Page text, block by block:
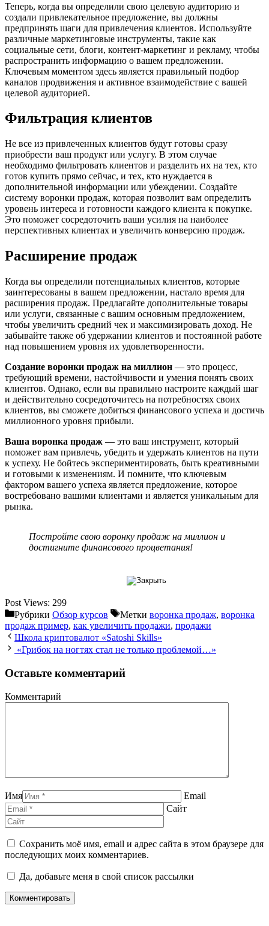
Теперь, когда вы определили свою целевую аудиторию и
создали привлекательное предложение, вы должны
предпринять шаги для привлечения клиентов. Используйте
различные маркетинговые инструменты, такие как
социальные сети, блоги, контент-маркетинг и рекламу, чтобы
распространить информацию о вашем предложении.
Ключевым моментом здесь является правильный подбор
каналов продвижения и активное взаимодействие с вашей
целевой аудиторией.
Фильтрация клиентов
Не все из привлеченных клиентов будут готовы сразу
приобрести ваш продукт или услугу. В этом случае
необходимо фильтровать клиентов и разделить их на тех, кто
готов купить прямо сейчас, и тех, кто нуждается в
дополнительной информации или убеждении. Создайте
систему воронки продаж, которая позволит вам определить
уровень интереса и готовности каждого клиента к покупке.
Это поможет сосредоточить ваши усилия на наиболее
перспективных клиентах и увеличить конверсию продаж.
Расширение продаж
Когда вы определили потенциальных клиентов, которые
заинтересованы в вашем предложении, настало время для
расширения продаж. Предлагайте дополнительные товары
или услуги, связанные с вашим основным предложением,
чтобы увеличить средний чек и максимизировать доход. Не
забывайте также об удержании клиентов и постоянной работе
над повышением уровня их удовлетворенности.
Создание воронки продаж на миллион — это процесс,
требующий времени, настойчивости и умения понять своих
клиентов. Однако, если вы правильно настроите каждый шаг
и действительно сосредоточитесь на потребностях своих
клиентов, вы сможете добиться финансового успеха и достичь
миллионного уровня прибыли.
Ваша воронка продаж — это ваш инструмент, который
поможет вам привлечь, убедить и удержать клиентов на пути
к успеху. Не бойтесь экспериментировать, быть креативными
и готовыми к изменениям. И помните, что ключевым
фактором вашего успеха является предложение, которое
востребовано вашими клиентами и является уникальным для
рынка.
Постройте свою воронку продаж на миллион и
достигните финансового процветания!
Post Views: 299
Рубрики Обзор курсов Метки воронка продаж, воронка
продаж пример, как увеличить продажи, продажи
Школа криптовалют «Satoshi Skills»
«Грибок на ногтях стал не только проблемой…»
Оставьте комментарий
Комментарий
Имя
Email
Сайт
Сохранить моё имя, email и адрес сайта в этом браузере для
последующих моих комментариев.
Да, добавьте меня в свой список рассылки